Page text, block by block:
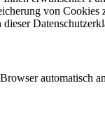
von
automatisch